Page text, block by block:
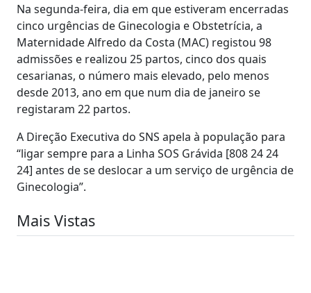
Na segunda-feira, dia em que estiveram encerradas
cinco urgências de Ginecologia e Obstetrícia, a
Maternidade Alfredo da Costa (MAC) registou 98
admissões e realizou 25 partos, cinco dos quais
cesarianas, o número mais elevado, pelo menos
desde 2013, ano em que num dia de janeiro se
registaram 22 partos.
A Direção Executiva do SNS apela à população para
“ligar sempre para a Linha SOS Grávida [808 24 24
24] antes de se deslocar a um serviço de urgência de
Ginecologia”.
Mais Vistas